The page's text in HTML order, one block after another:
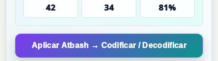
42 34 81%
Aplicar Atbash → Codificar / Decodificar